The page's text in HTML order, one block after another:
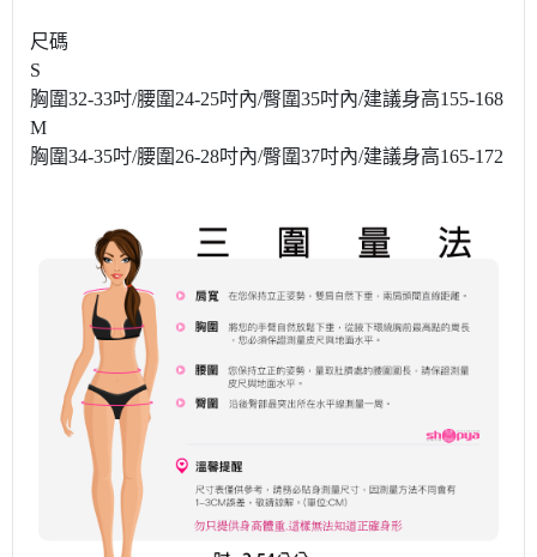
尺碼
S
胸圍32-33吋/腰圍24-25吋內/臀圍35吋內/建議身高155-168
M
胸圍34-35吋/腰圍26-28吋內/臀圍37吋內/建議身高165-172